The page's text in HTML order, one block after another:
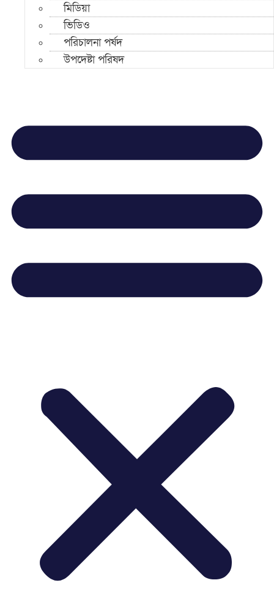
মিডিয়া
ভিডিও
পরিচালনা পর্ষদ
উপদেষ্টা পরিষদ